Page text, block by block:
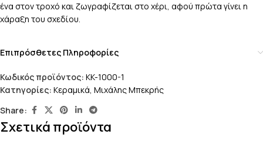
ένα στον τροχό και ζωγραφίζεται στο χέρι, αφού πρώτα γίνει η
χάραξη του σχεδίου.
Επιπρόσθετες Πληροφορίες
Κωδικός προϊόντος: KK-1000-1
Κατηγορίες: Κεραμικά, Μιχάλης Μπεκρής
Share:
Σχετικά προϊόντα